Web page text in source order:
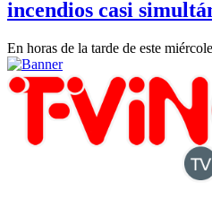
incendios casi
En horas de la tarde de este